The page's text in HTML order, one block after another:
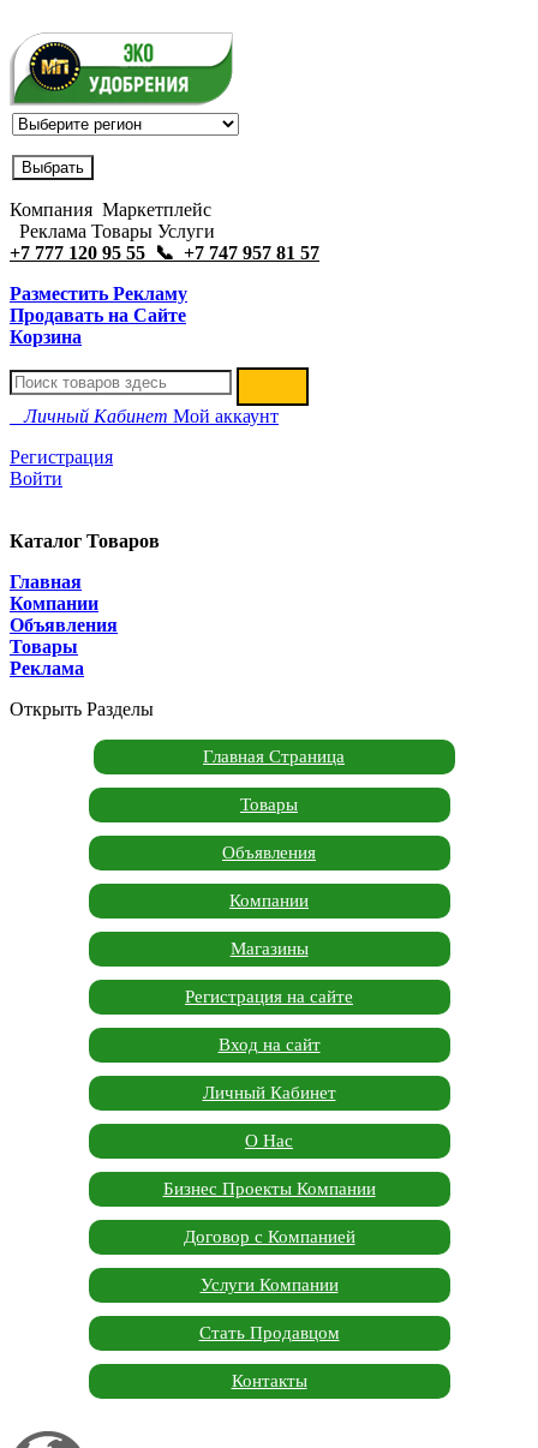
Компания Маркетплейс
Реклама Товары Услуги
+7 777 120 95 55 📞 +7 747 957 81 57
Разместить Рекламу
Продавать на Сайте
Корзина
Личный Кабинет Мой аккаунт
Регистрация
Войти
Каталог Товаров
Главная
Компании
Объявления
Товары
Реклама
Открыть Разделы
Главная Страница
Товары
Объявления
Компании
Магазины
Регистрация на сайте
Вход на сайт
Личный Кабинет
О Нас
Бизнес Проекты Компании
Договор с Компанией
Услуги Компании
Стать Продавцом
Контакты